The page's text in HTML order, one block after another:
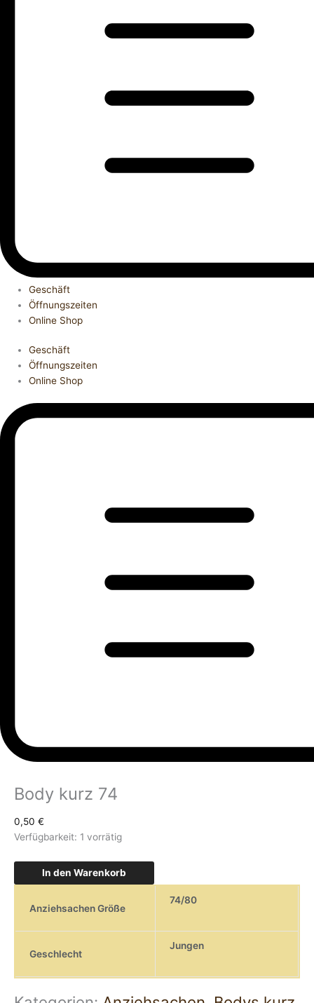
Geschäft
Öffnungszeiten
Online Shop
Geschäft
Öffnungszeiten
Online Shop
Body kurz 74
0,50 €
Verfügbarkeit: 1 vorrätig
In den Warenkorb
Anziehsachen Größe
74/80
Geschlecht
Jungen